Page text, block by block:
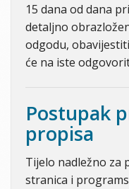
15 dana od dana
detaljno
odgodu,
će na iste
Postupak
propisa
Tijelo nadležno za
stranica i